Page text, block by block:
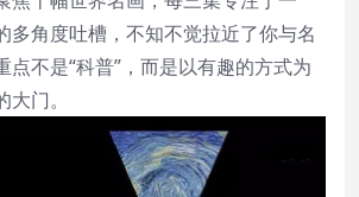
多角度吐槽，不知不觉拉近了你与名
点不是“科普”，而是以有趣的方式为
门。